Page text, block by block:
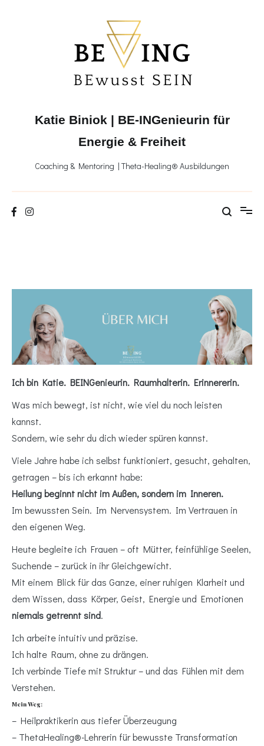
Katie Biniok | BE-INGenieurin für
Energie & Freiheit
Coaching & Mentoring | Theta-Healing® Ausbildungen
Ich bin Katie. BEINGenieurin. Raumhalterin. Erinnererin.
Was mich bewegt, ist nicht, wie viel du noch leisten
kannst.
Sondern, wie sehr du dich wieder spüren kannst.
Viele Jahre habe ich selbst funktioniert, gesucht, gehalten,
getragen – bis ich erkannt habe:
Heilung beginnt nicht im Außen, sondern im Inneren.
Im bewussten Sein. Im Nervensystem. Im Vertrauen in
den eigenen Weg.
Heute begleite ich Frauen – oft Mütter, feinfühlige Seelen,
Suchende – zurück in ihr Gleichgewicht.
Mit einem Blick für das Ganze, einer ruhigen Klarheit und
dem Wissen, dass Körper, Geist, Energie und Emotionen
niemals getrennt sind.
Ich arbeite intuitiv und präzise.
Ich halte Raum, ohne zu drängen.
Ich verbinde Tiefe mit Struktur – und das Fühlen mit dem
Verstehen.
Mein Weg:
– Heilpraktikerin aus tiefer Überzeugung
– ThetaHealing®-Lehrerin für bewusste Transformation